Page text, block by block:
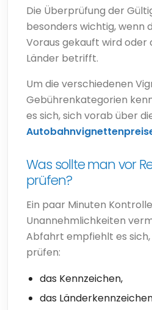
Die Überprüfung der
besonders wichtig, wenn
Voraus gekauft wird oder
Länder betrifft.
Um die verschiedenen
Gebührenkategorien
es sich, sich vorab über
Was sollte man vor
prüfen?
Ein paar Minuten
Unannehmlichkeiten
Abfahrt empfiehlt es sich,
prüfen:
das Kennzeichen,
das